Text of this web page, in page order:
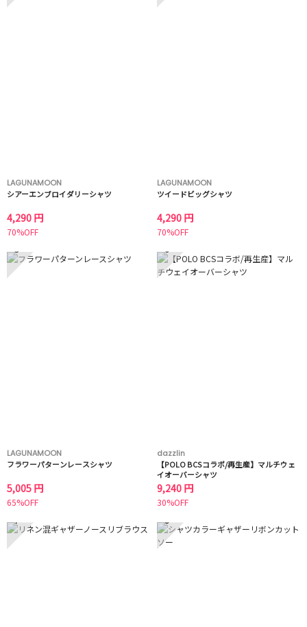
LAGUNAMOON
シアーエンブロイダリーシャツ
4,290 円
70%OFF
LAGUNAMOON
ツイードビッグシャツ
4,290 円
70%OFF
5
LAGUNAMOON
フラワーパターンレースシャツ
5,005 円
65%OFF
6
dazzlin
【POLO BCSコラボ/再生産】マルチウェ
イオーバーシャツ
9,240 円
30%OFF
7 8